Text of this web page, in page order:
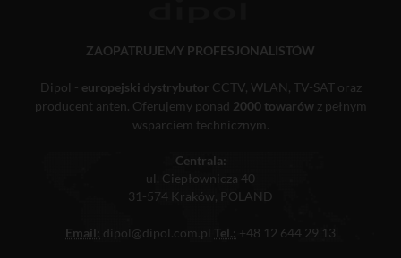
ZAOPATRUJEMY PROFESJONALISTÓW
Dipol - europejski dystrybutor CCTV, WLAN, TV-SAT oraz
producent anten. Oferujemy ponad 2000 towarówz pełnym
wsparciem technicznym.
Centrala:
ul. Ciepłownicza 40
31-574 Kraków, POLAND
Email: dipol@dipol.com.pl Tel.: +48 12 644 29 13